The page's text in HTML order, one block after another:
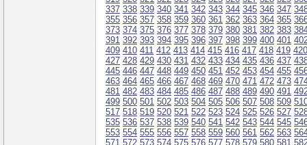
337 338 339 340 341 342 343 344 345 346 347
355 356 357 358 359 360 361 362 363 364 365
373 374 375 376 377 378 379 380 381 382 383
391 392 393 394 395 396 397 398 399 400 401
409 410 411 412 413 414 415 416 417 418 419 420
427 428 429 430 431 432 433 434 435 436 437
445 446 447 448 449 450 451 452 453 454 455
463 464 465 466 467 468 469 470 471 472 473
481 482 483 484 485 486 487 488 489 490 491
499 500 501 502 503 504 505 506 507 508 509
517 518 519 520 521 522 523 524 525 526 527
535 536 537 538 539 540 541 542 543 544 545
553 554 555 556 557 558 559 560 561 562 563
571 572 573 574 575 576 577 578 579 580 581